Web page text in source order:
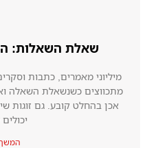
שאלת השאלות:
מיליוני מאמרים, כתבות
מתכווצים כשנשאלת השאלה
אכן בהחלט קובע. גם זוגות